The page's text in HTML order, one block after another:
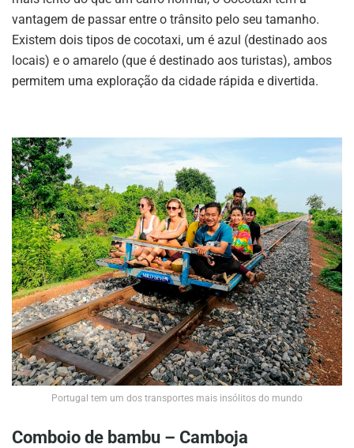
vantagem de passar entre o trânsito pelo seu tamanho.
Existem dois tipos de cocotaxi, um é azul (destinado aos
locais) e o amarelo (que é destinado aos turistas), ambos
permitem uma exploração da cidade rápida e divertida.
Portugal tem um dos transportes mais insólitos do mundo
Comboio de bambu – Camboja